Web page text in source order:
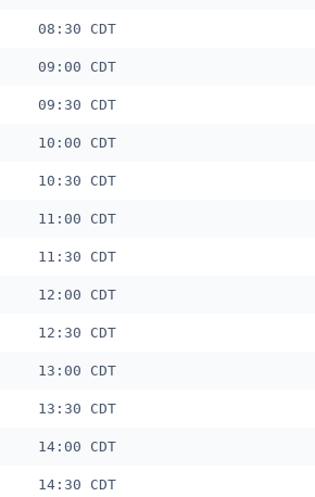
08:30 CDT
09:00 CDT
09:30 CDT
10:00 CDT
10:30 CDT
11:00 CDT
11:30 CDT
12:00 CDT
12:30 CDT
13:00 CDT
13:30 CDT
14:00 CDT
14:30 CDT